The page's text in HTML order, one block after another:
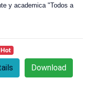
y academica "Todos a
Hot
Download